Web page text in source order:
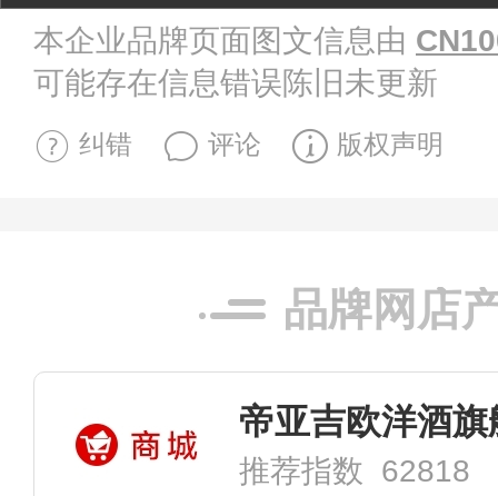
本企业品牌页面图文信息由
可能存在信息错误陈旧未更新
纠错 评论 版权声明
品牌网店
帝亚吉欧洋酒旗
推荐指数 62818